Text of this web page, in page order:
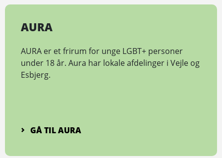
AURA
AURA er et frirum for unge LGBT+ personer
under 18 år. Aura har lokale afdelinger i Vejle og
Esbjerg.
GÅ TIL AURA